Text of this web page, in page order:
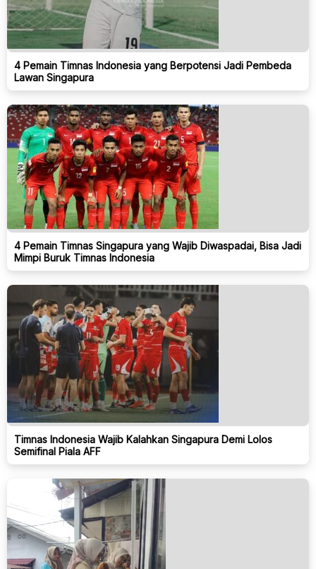
4 Pemain Timnas Indonesia yang Berpotensi Jadi Pembeda
Lawan Singapura
4 Pemain Timnas Singapura yang Wajib Diwaspadai, Bisa Jadi
Mimpi Buruk Timnas Indonesia
Timnas Indonesia Wajib Kalahkan Singapura Demi Lolos
Semifinal Piala AFF